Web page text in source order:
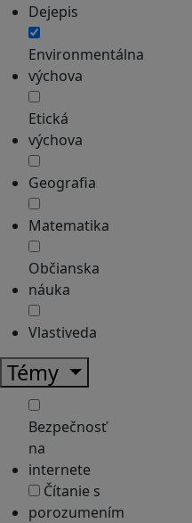
Dejepis
Environmentálna
výchova
Etická
výchova
Geografia
Matematika
Občianska
náuka
Vlastiveda
Témy
Bezpečnosť
na
internete
Čítanie s
porozumením